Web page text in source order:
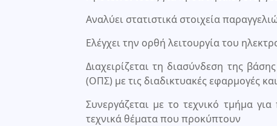
Αναλύει στατιστικά στοιχεία
Ελέγχει την ορθή λειτουργία του
Διαχειρίζεται τη διασύνδεση της
(ΟΠΣ) με τις διαδικτυακές εφαρμογές
Συνεργάζεται με το τεχνικό τμήμα
τεχνικά θέματα που προκύπτουν